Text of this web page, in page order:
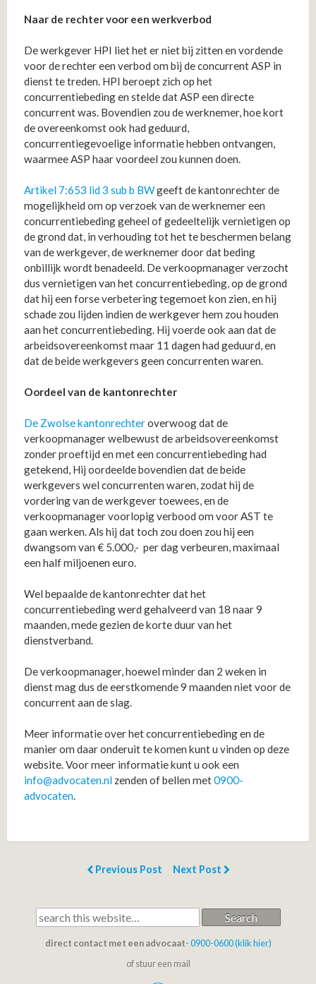
Naar de rechter voor een werkverbod
De werkgever HPI liet het er niet bij zitten en vordende
voor de rechter een verbod om bij de concurrent ASP in
dienst te treden. HPI beroept zich op het
concurrentiebeding en stelde dat ASP een directe
concurrent was. Bovendien zou de werknemer, hoe kort
de overeenkomst ook had geduurd,
concurrentiegevoelige informatie hebben ontvangen,
waarmee ASP haar voordeel zou kunnen doen.
Artikel 7:653 lid 3 sub b BWgeeft de kantonrechter de
mogelijkheid om op verzoek van de werknemer een
concurrentiebeding geheel of gedeeltelijk vernietigen op
de grond dat, in verhouding tot het te beschermen belang
van de werkgever, de werknemer door dat beding
onbillijk wordt benadeeld. De verkoopmanager verzocht
dus vernietigen van het concurrentiebeding, op de grond
dat hij een forse verbetering tegemoet kon zien, en hij
schade zou lijden indien de werkgever hem zou houden
aan het concurrentiebeding. Hij voerde ook aan dat de
arbeidsovereenkomst maar 11 dagen had geduurd, en
dat de beide werkgevers geen concurrenten waren.
Oordeel van de kantonrechter
De Zwolsekantonrechteroverwoog dat de
verkoopmanager welbewust de arbeidsovereenkomst
zonder proeftijd en met een concurrentiebeding had
getekend, Hij oordeelde bovendien dat de beide
werkgevers wel concurrenten waren, zodat hij de
vordering van de werkgever toewees, en de
verkoopmanager voorlopig verbood om voor AST te
gaan werken. Als hij dat toch zou doen zou hij een
dwangsom van € 5.000,- per dag verbeuren, maximaal
een half miljoenen euro.
Wel bepaalde de kantonrechter dat het
concurrentiebeding werd gehalveerd van 18 naar 9
maanden, mede gezien de korte duur van het
dienstverband.
De verkoopmanager, hoewel minder dan 2 weken in
dienst mag dus de eerstkomende 9 maanden niet voor de
concurrent aan de slag.
Meer informatie over het concurrentiebeding en de
manier om daar onderuit te komen kunt u vinden op deze
website. Voor meer informatie kunt u ook een
info@advocaten.nl zenden of bellen met0900-
advocaten.
Previous Post Next Post
Search
direct contact met een advocaat- 0900-0600 (klik hier)
of stuur een mail